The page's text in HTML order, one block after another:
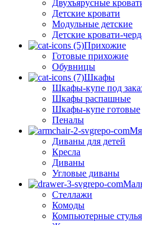
Двухъярусные
Детские кровати
Модульные детские
Детские кровати-
Прихожие
Готовые прихожие
Обувницы
Шкафы
Шкафы-купе под
Шкафы распашные
Шкафы-купе готовые
Пеналы
Диваны для детей
Кресла
Диваны
Угловые диваны
Стеллажи
Комоды
Компьютерные стулья